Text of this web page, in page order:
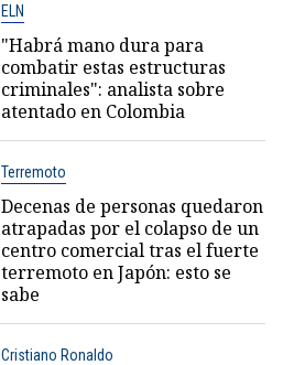
ELN
"Habrá mano dura para
combatir estas estructuras
criminales": analista sobre
atentado en Colombia
Terremoto
Decenas de personas quedaron
atrapadas por el colapso de un
centro comercial tras el fuerte
terremoto en Japón: esto se
sabe
Cristiano Ronaldo